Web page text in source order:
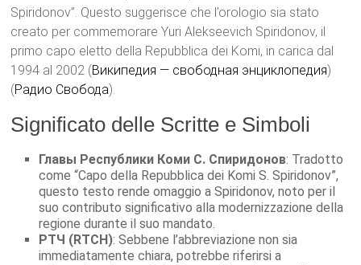
Spiridonov”. Questo suggerisce che l’orologio sia stato
creato per commemorare Yuri Alekseevich Spiridonov, il
primo capo eletto della Repubblica dei Komi, in carica dal
1994 al 2002​ (Википедия — свободная энциклопедия)​​
(Радио Свобода)​.
Significato delle Scritte e Simboli
Главы Республики Коми С. Спиридонов: Tradotto
come “Capo della Repubblica dei Komi S. Spiridonov”,
questo testo rende omaggio a Spiridonov, noto per il
suo contributo significativo alla modernizzazione della
regione durante il suo mandato.
РТЧ (RTCH): Sebbene l’abbreviazione non sia
immediatamente chiara, potrebbe riferirsi a